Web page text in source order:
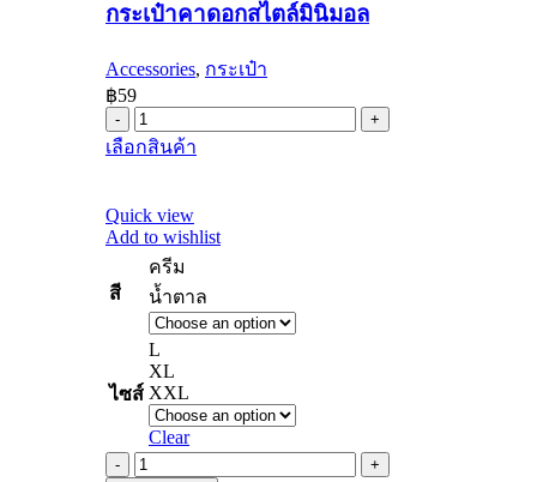
สไตล์
นิ
มอล
quantity
กระเป๋าคาดอกสไตล์มินิมอล
Accessories, กระเป๋า
฿59
กระเป๋า
คาด
สไตล์
มิ
มอล
quantity
เลือกสินค้า
product
variants.
The
may
be
chosen
product
page
Quick view
Add to wishlist
สี
ครีม
น้ำตาล
ไซส์
L
XL
XXL
Clear
กางเกง